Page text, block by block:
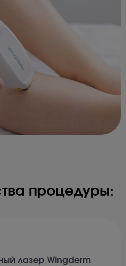
процедуры:
лазер Wingderm